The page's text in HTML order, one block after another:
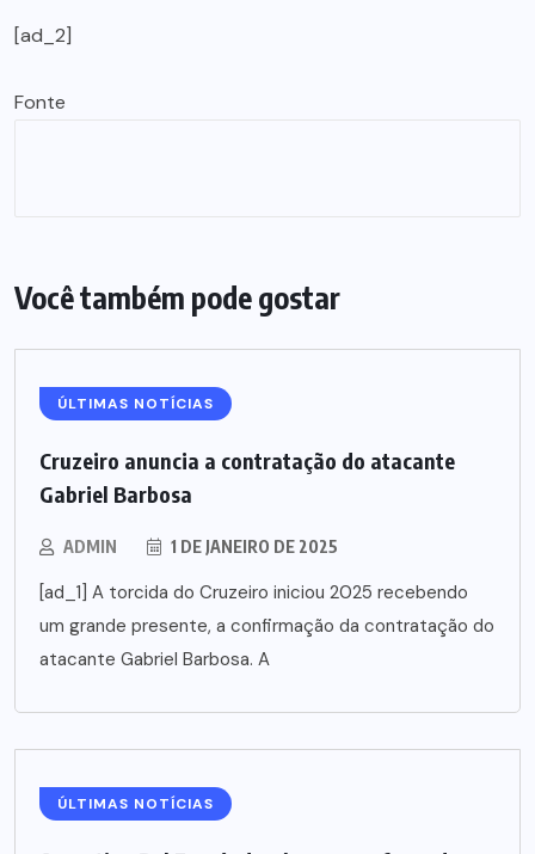
[ad_2]
Fonte
Você também pode gostar
ÚLTIMAS NOTÍCIAS
Cruzeiro anuncia a contratação do atacante
Gabriel Barbosa
ADMIN 1 DE JANEIRO DE 2025
[ad_1] A torcida do Cruzeiro iniciou 2025 recebendo
um grande presente, a confirmação da contratação do
atacante Gabriel Barbosa. A
ÚLTIMAS NOTÍCIAS